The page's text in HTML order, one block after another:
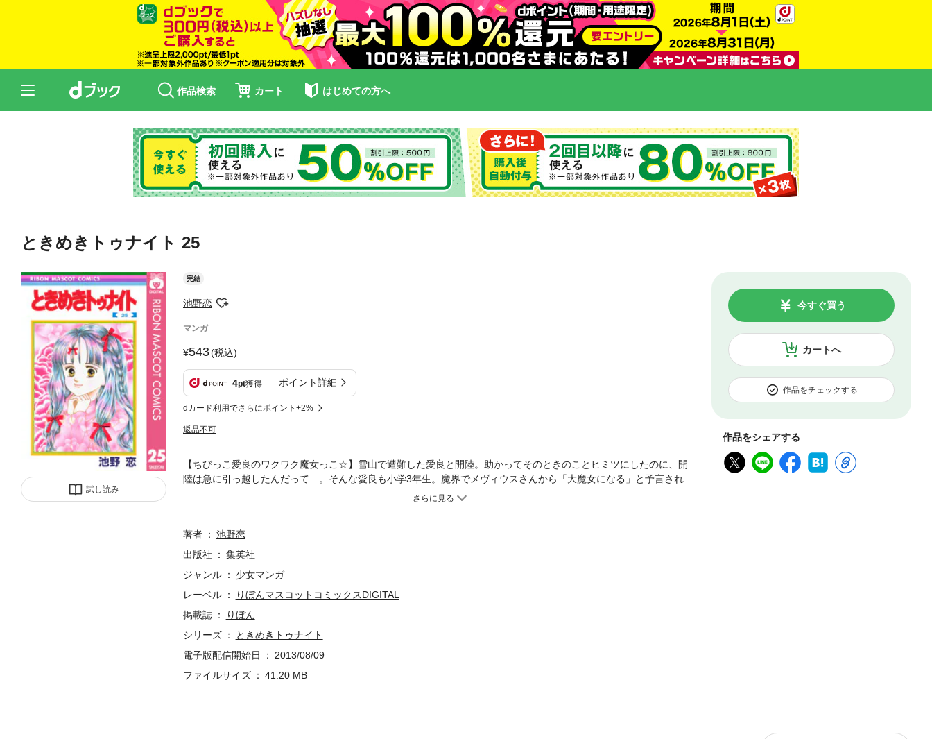
作品検索 カート はじめての方へ
ときめきトゥナイト 25
試し読み
完結
池野恋
マンガ
543(税込)
4pt獲得 ポイント詳細
dカード利用でさらにポイント+2%
返品不可
カートへ
今すぐ買う
作品をチェックする
作品をシェアする
【ちびっこ愛良のワクワク魔女っこ☆】雪山で遭難した愛良と開陸。助かってそのときのことヒミツにしたのに、開
陸は急に引っ越したんだって…。そんな愛良も小学3年生。魔界でメヴィウスさんから「大魔女になる」と予言された
よー。わ～い、なんか楽しそ～☆ 鈴世の先生姿も見られる第25巻！
著者
池野恋
出版社
集英社
ジャンル
少女マンガ
レーベル
りぼんマスコットコミックスDIGITAL
掲載誌
りぼん
シリーズ
ときめきトゥナイト
電子版配信開始日
2013/08/09
ファイルサイズ
41.20 MB